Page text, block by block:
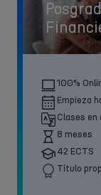
100%
Empieza
Clases en
8 meses
42 ECTS
Título